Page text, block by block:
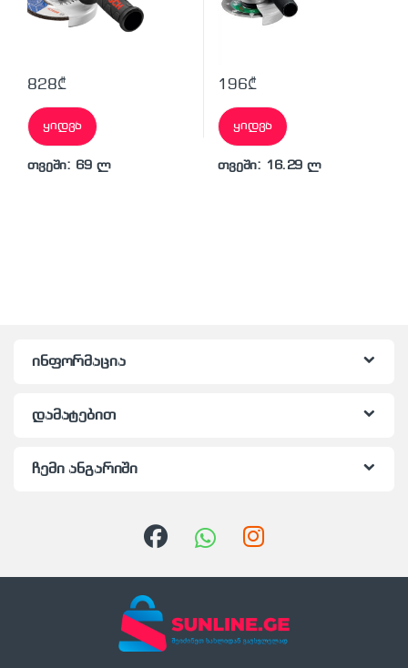
828₾
ყიდვა
თვეში: 69 ლ
196₾
ყიდვა
თვეში: 16.29 ლ
ინფორმაცია
დამატებით
ჩემი ანგარიში